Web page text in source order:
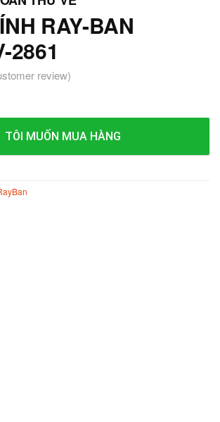
RAY-BAN
2861
review)
TÔI MUỐN MUA HÀNG